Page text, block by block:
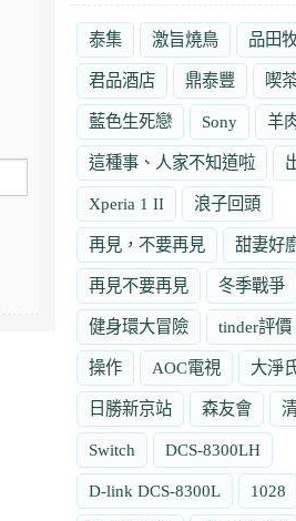
泰集 激旨燒鳥 品田
君品酒店 鼎泰豐 喫
藍色生死戀 Sony 羊
這種事、人家不知道啦
Xperia 1 II 浪子回頭
再見，不要再見 甜妻好
再見不要再見 冬季戰爭
健身環大冒險 tinder評價
操作 AOC電視 大淨
日勝新京站 森友會
Switch DCS-8300LH
D-link DCS-8300L 1028